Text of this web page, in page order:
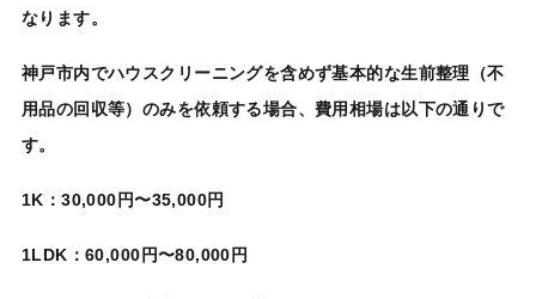
なります。
神戸市内でハウスクリーニングを含めず基本的な生前整理 （不
用品の回収等）のみを依頼する場合、費用相場は以下の通りで
す。
1K：30,000円〜35,000円
1LDK：60,000円〜80,000円